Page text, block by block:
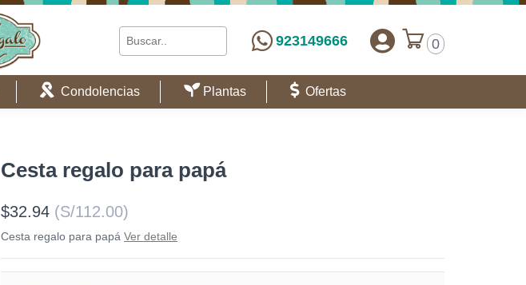
923149666 0
Condolencias Plantas Ofertas
Cesta regalo para papá
$32.94 (S/112.00)
Cesta regalo para papá Ver detalle